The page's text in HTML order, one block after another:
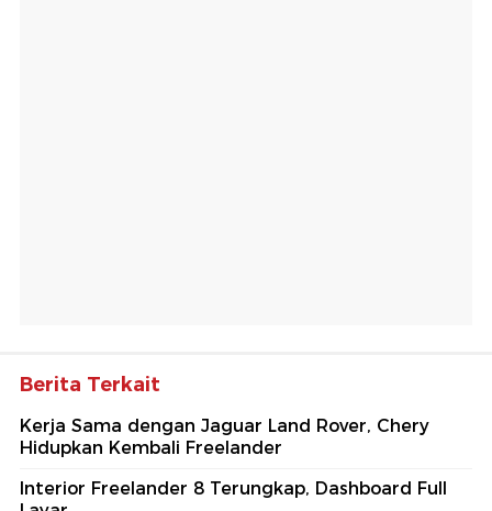
Berita Terkait
Kerja Sama dengan Jaguar Land Rover, Chery
Hidupkan Kembali Freelander
Interior Freelander 8 Terungkap, Dashboard Full